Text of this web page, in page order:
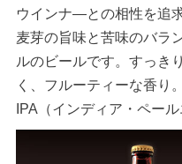
ウインナ―との相性を追
麦芽の旨味と苦味のバラ
ルのビールです。すっき
く、フルーティーな香り
IPA（インディア・ペー